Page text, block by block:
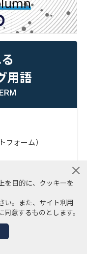
用語
ォーム）
を目的に、クッキーを
い。また、サイト利用
意するものとします。